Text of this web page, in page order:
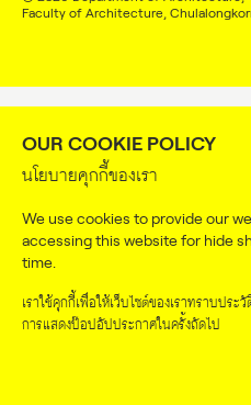
Faculty of Architecture,
OUR COOKIE POLICY
นโยบายคุกกี้ของเรา
We use cookies to provide our
accessing this website for hide
time.
เราใช้คุกกี้เพื่อให้เว็บไซต์ของเราทราบปร
การแสดงป๊อปอัปประกาศในครั้งถัดไป